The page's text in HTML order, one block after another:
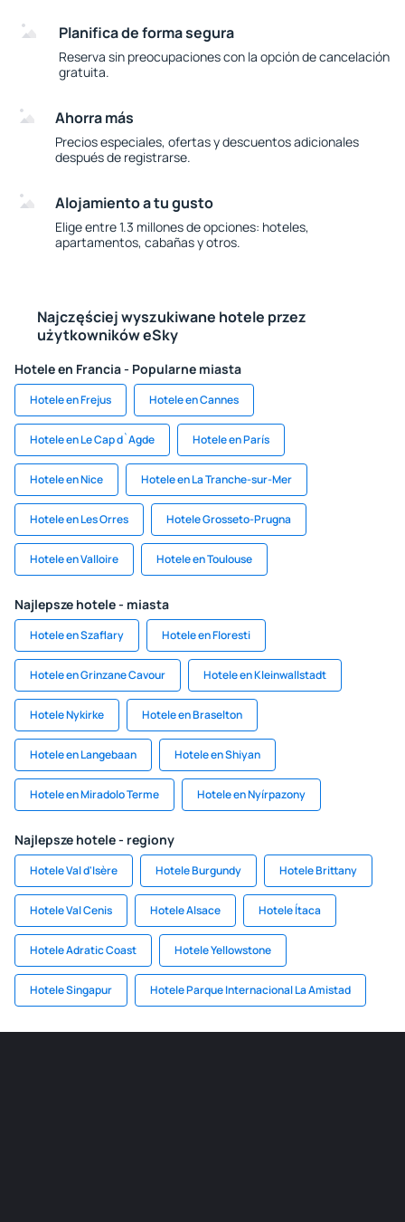
Planifica de forma segura
Reserva sin preocupaciones con la opción de cancelación
gratuita.
Ahorra más
Precios especiales, ofertas y descuentos adicionales
después de registrarse.
Alojamiento a tu gusto
Elige entre 1.3 millones de opciones: hoteles,
apartamentos, cabañas y otros.
Najczęściej wyszukiwane hotele przez
użytkowników eSky
Hotele en Francia - Popularne miasta
Hotele en Frejus Hotele en Cannes
Hotele en Le Cap d`Agde Hotele en París
Hotele en Nice Hotele en La Tranche-sur-Mer
Hotele en Les Orres Hotele Grosseto-Prugna
Hotele en Valloire Hotele en Toulouse
Najlepsze hotele - miasta
Hotele en Szaflary Hotele en Floresti
Hotele en Grinzane Cavour Hotele en Kleinwallstadt
Hotele Nykirke Hotele en Braselton
Hotele en Langebaan Hotele en Shiyan
Hotele en Miradolo Terme Hotele en Nyírpazony
Najlepsze hotele - regiony
Hotele Val d'Isère Hotele Burgundy Hotele Brittany
Hotele Val Cenis Hotele Alsace Hotele Ítaca
Hotele Adratic Coast Hotele Yellowstone
Hotele Singapur Hotele Parque Internacional La Amistad